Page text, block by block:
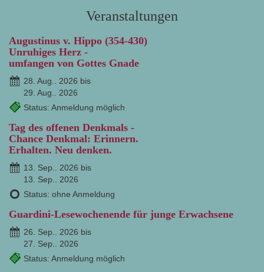
Veranstaltungen
Augustinus v. Hippo (354-430)
Unruhiges Herz -
umfangen von Gottes Gnade
28. Aug.. 2026 bis
29. Aug.. 2026
Status: Anmeldung möglich
Tag des offenen Denkmals -
Chance Denkmal: Erinnern.
Erhalten. Neu denken.
13. Sep.. 2026 bis
13. Sep.. 2026
Status: ohne Anmeldung
Guardini-Lesewochenende für junge Erwachsene
26. Sep.. 2026 bis
27. Sep.. 2026
Status: Anmeldung möglich